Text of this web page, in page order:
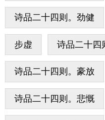
诗品二十四则。劲健
步虚 诗品二十四
诗品二十四则。豪放
诗品二十四则。悲慨